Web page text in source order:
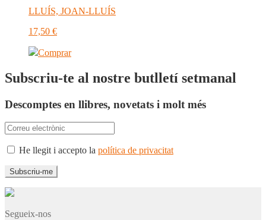
LLUÍS, JOAN-LLUÍS
17,50 €
Comprar
Subscriu-te al nostre butlletí setmanal
Descomptes en llibres, novetats i molt més
He llegit i accepto la política de privacitat
Segueix-nos